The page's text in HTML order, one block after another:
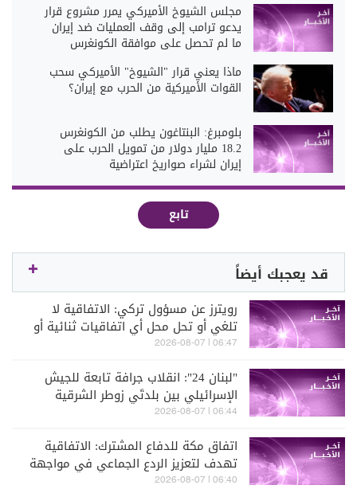
مجلس الشيوخ الأميركي يمرر مشروع قرار
يدعو ترامب إلى وقف العمليات ضد إيران
ما لم تحصل على موافقة الكونغرس
ماذا يعني قرار "الشيوخ" الأميركي سحب
القوات الأميركية من الحرب مع إيران؟
بلومبرغ: البنتاغون يطلب من الكونغرس
18.2 مليار دولار من تمويل الحرب على
إيران لشراء صواريخ اعتراضية
تابع
قد يعجبك أيضاً
رويترز عن مسؤول تركي: الاتفاقية لا
تلغي أو تحل محل أي اتفاقيات ثنائية أو
متعددة الأطراف
06:47 | 2026-08-07
"لبنان 24": انقلاب جرافة تابعة للجيش
الإسرائيلي بين بلدتَي زوطر الشرقية
وزوطر الغربية أثناء تنفيذها أعمال تجريف
06:44 | 2026-08-07
اتفاق مكة للدفاع المشترك: الاتفاقية
تهدف لتعزيز الردع الجماعي في مواجهة
أي عمل عدواني
06:40 | 2026-08-07